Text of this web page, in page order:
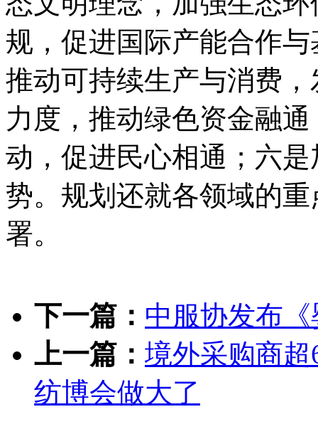
规，促进国际产能合作
推动可持续生产与消费
力度，推动绿色资金融
动，促进民心相通；六
势。规划还就各领域的
署。
下一篇： 中服协发布
上一篇： 境外采购商超
纺博会做大了